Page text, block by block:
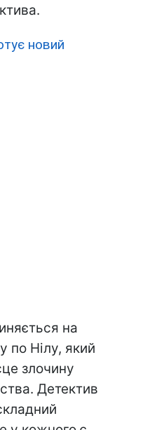
новий
на
по Нілу, який
злочину
Детектив